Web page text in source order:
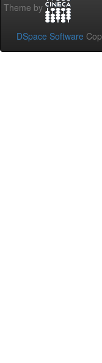
Theme by
DSpace Software